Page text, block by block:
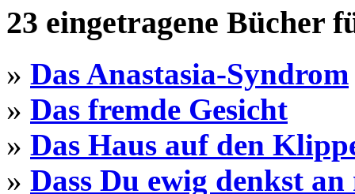
23 eingetragene Bücher
» Das Anastasia-Syndrom
» Das fremde Gesicht
» Das Haus auf den
» Dass Du ewig denkst